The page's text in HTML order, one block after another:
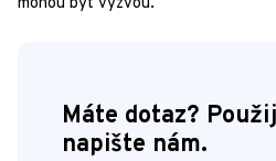
Máte dotaz?
napište nám.